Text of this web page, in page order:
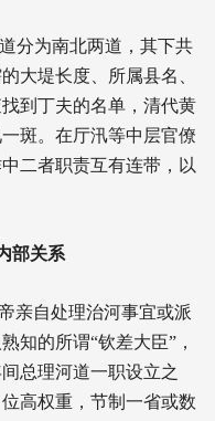
分为南北两道，其下共
大堤长度、所属县名、
到丁夫的名单，清代黄
斑。在厅汛等中层官僚
二者职责互有连带，以
部关系
亲自处理治河事宜或派
知的所谓“钦差大臣”，
总理河道一职设立之
高权重，节制一省或数